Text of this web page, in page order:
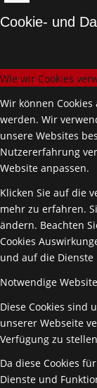
Cookie- und
Wie wir Cookies
Wir können
werden. Wir
unsere Websites
Nutzererfahrung
Website anpassen.
Klicken Sie auf die
mehr zu erfahren.
ändern. Beachten
Cookies
und auf die
Notwendige
Diese Cookies sind
unserer Webseite
Verfügung zu
Da diese Cookies
Dienste und